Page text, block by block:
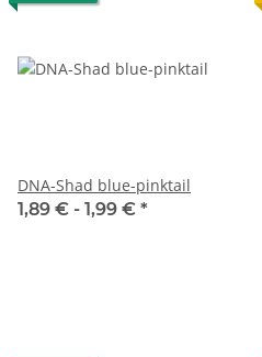
DNA-Shad blue-pinktail
1,89 € - 1,99 € *